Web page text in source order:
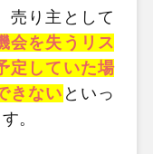
売り主として
会を失うリス
定していた場
きない といっ
。